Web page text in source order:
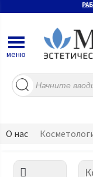
Поиск
товаров
меню
О нас